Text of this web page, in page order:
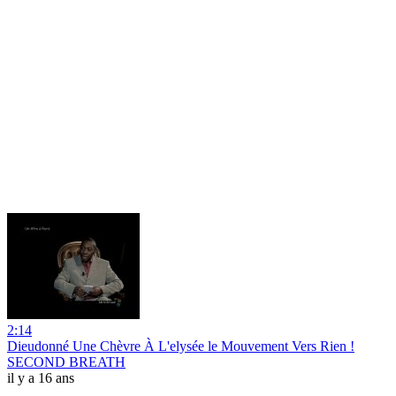
2:14
Dieudonné Une Chèvre À L'elysée le Mouvement Vers Rien !
SECOND BREATH
il y a 16 ans